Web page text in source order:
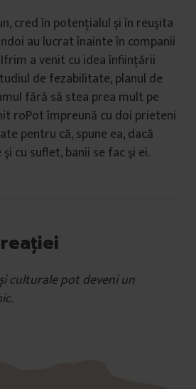
cred în potenţialul şi în reuşita
au lucrat înainte în companii
a venit cu idea înfiinţării
de fezabilitate, planul de
fără să stea prea mult pe
roPot împreună cu doi prieteni
pentru că, spune ea, dacă
cu suflet, banii se fac şi ei.
culturale pot deveni un